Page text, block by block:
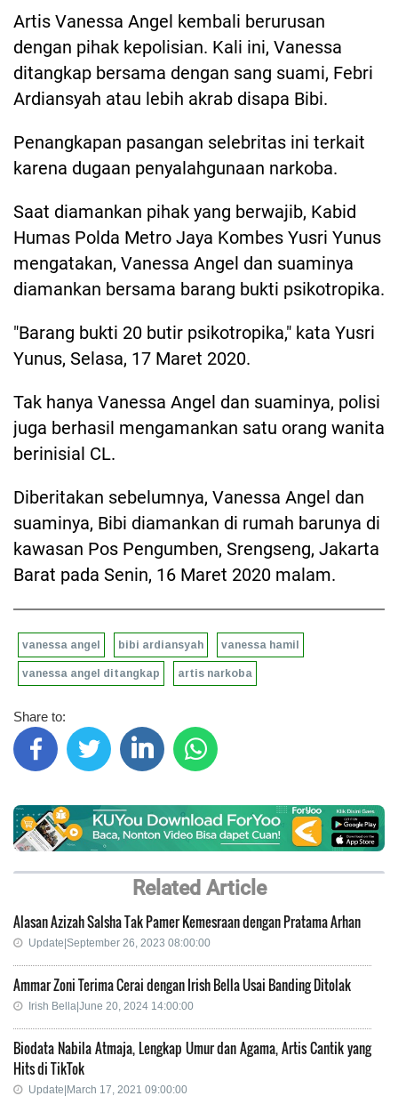
Artis Vanessa Angel kembali berurusan
dengan pihak kepolisian. Kali ini, Vanessa
ditangkap bersama dengan sang suami, Febri
Ardiansyah atau lebih akrab disapa Bibi.
Penangkapan pasangan selebritas ini terkait
karena dugaan penyalahgunaan narkoba.
Saat diamankan pihak yang berwajib, Kabid
Humas Polda Metro Jaya Kombes Yusri Yunus
mengatakan, Vanessa Angel dan suaminya
diamankan bersama barang bukti psikotropika.
"Barang bukti 20 butir psikotropika," kata Yusri
Yunus, Selasa, 17 Maret 2020.
Tak hanya Vanessa Angel dan suaminya, polisi
juga berhasil mengamankan satu orang wanita
berinisial CL.
Diberitakan sebelumnya, Vanessa Angel dan
suaminya, Bibi diamankan di rumah barunya di
kawasan Pos Pengumben, Srengseng, Jakarta
Barat pada Senin, 16 Maret 2020 malam.
vanessa angel bibi ardiansyah vanessa hamil
vanessa angel ditangkap artis narkoba
Share to:
Related Article
Alasan Azizah Salsha Tak Pamer Kemesraan dengan Pratama Arhan
Update|September 26, 2023 08:00:00
Ammar Zoni Terima Cerai dengan Irish Bella Usai Banding Ditolak
Irish Bella|June 20, 2024 14:00:00
Biodata Nabila Atmaja, Lengkap Umur dan Agama, Artis Cantik yang
Hits di TikTok
Update|March 17, 2021 09:00:00